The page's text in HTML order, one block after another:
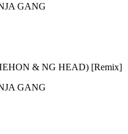
GANG
& NG HEAD) [Remix]
GANG